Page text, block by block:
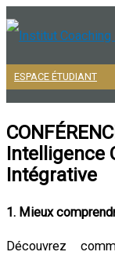
Aller
Menu
principal
ESPACE ÉTUDIANT
Intelligence
Intégrative
1. Mieux
Découvrez